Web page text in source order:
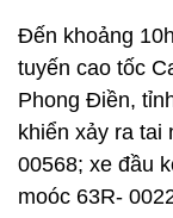
Đến khoảng
tuyến cao tốc
Phong Điền,
khiển xảy ra tai
00568; xe đầu
moóc 63R-